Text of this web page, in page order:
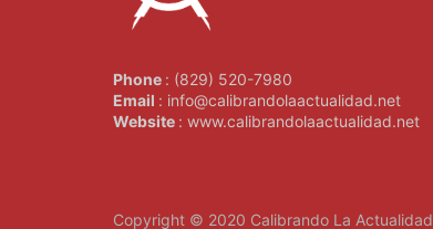
Phone : (829) 520-7980
Email : info@calibrandolaactualidad.net
Website : www.calibrandolaactualidad.net
Copyright © 2020 Calibrando La Actualidad